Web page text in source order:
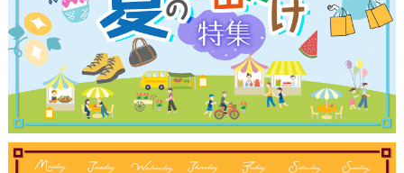
ブログ記事
サイトについて